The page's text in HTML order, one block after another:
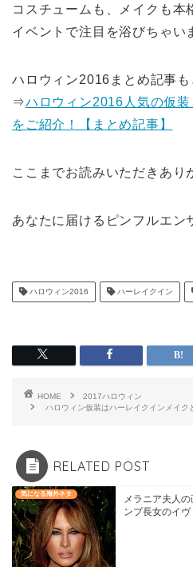
コスチュームも、メイクも本
イベントで注目を浴びちゃい
ハロウィン2016まとめ記事も
⇒ハロウィン2016人気の仮
をご紹介！【まとめ記事】
ここまでお読みいただきあり
あなたに届けるピンフルエン
ハロウィン2016 ハーレイクイン
HOME
2017ハロウィン
ハロウィン仮装はハーレイクインメイク
RELATED POST
気になる海外ネタ
メラニア夫人
ンプ長女のイヴ